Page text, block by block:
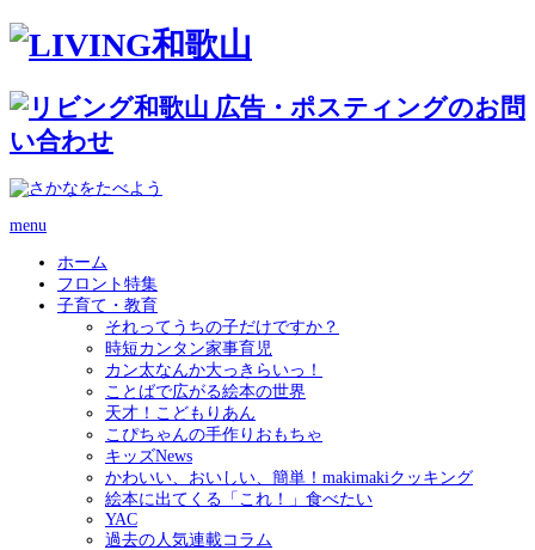
menu
ホーム
フロント特集
子育て・教育
それってうちの子だけですか？
時短カンタン家事育児
カン太なんか大っきらいっ！
ことばで広がる絵本の世界
天才！こどもりあん
こぴちゃんの手作りおもちゃ
キッズNews
かわいい、おいしい、簡単！makimakiクッキング
絵本に出てくる「これ！」食べたい
YAC
過去の人気連載コラム